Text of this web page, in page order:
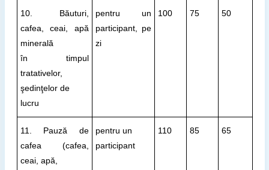
10. Băuturi,
cafea, ceai, apă
minerală
în timpul
tratativelor,
şedinţelor de
lucru
pentru un
participant, pe
zi
100 75 50
11. Pauză de
cafea (cafea,
ceai, apă,
pentru un
participant
110 85 65